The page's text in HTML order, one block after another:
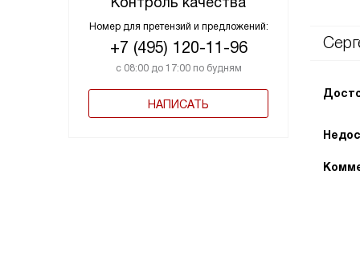
Номер для претензий и предложений:
+7 (495) 120-11-96
с 08:00 до 17:00 по будням
НАПИСАТЬ